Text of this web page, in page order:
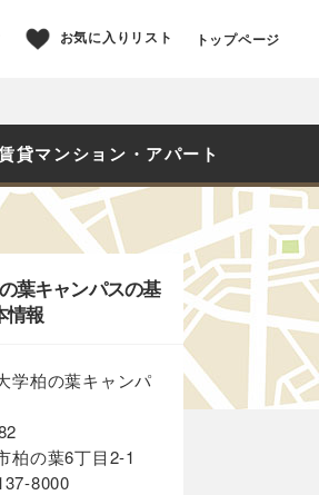
お気に入りリスト トップページ
貸マンション・アパート
葉キャンパスの基
情報
学柏の葉キャンパ
柏の葉6丁目2-1
8000